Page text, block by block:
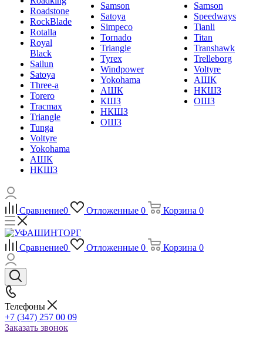
Roadstone
RockBlade
Rotalla
Royal
Black
Sailun
Satoya
Three-a
Torero
Tracmax
Triangle
Tunga
Voltyre
Yokohama
АШК
НКШЗ
Samson
Satoya
Simpeco
Tornado
Triangle
Tyrex
Windpower
Yokohama
АШК
КШЗ
НКШЗ
ОШЗ
Samson
Speedways
Tianli
Titan
Transhawk
Trelleborg
Voltyre
АШК
НКШЗ
ОШЗ
Сравнение0 Отложенные 0 Корзина 0
Сравнение0 Отложенные 0 Корзина 0
Телефоны
+7 (347) 257 00 09
Заказать звонок